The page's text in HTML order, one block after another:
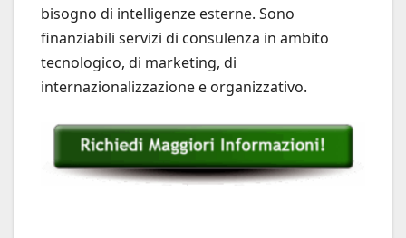
bisogno di intelligenze esterne. Sono
finanziabili servizi di consulenza in ambito
tecnologico, di marketing, di
internazionalizzazione e organizzativo.